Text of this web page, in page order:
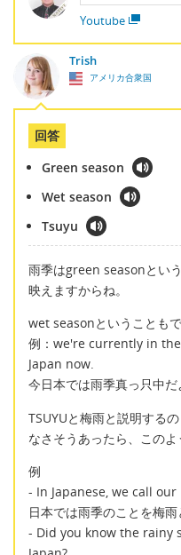
Youtube
Trish
アメリカ合衆国
回答
Green season
Wet season
Tsuyu
雨季はgreen seasonとい
映えますからね。
wet seasonということもで
例：we're currently in
Japan now.
今日本では雨季真っ只中だ
TSUYUと梅雨と説明する
なさそうあったら、このよ
例
- In Japanese, we call
日本では雨季のことを梅雨
- Did you know the rainy